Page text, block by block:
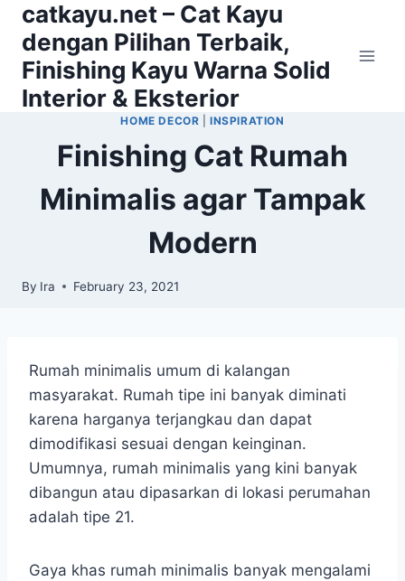
Skip
content
catkayu.net – Cat Kayu
dengan Pilihan Terbaik,
Finishing Kayu Warna Solid
Interior & Eksterior
HOME DECOR |INSPIRATION
Finishing Cat Rumah
Minimalis agar Tampak
Modern
By Ira February 23, 2021
Rumah minimalis umum di kalangan
masyarakat. Rumah tipe ini banyak diminati
karena harganya terjangkau dan dapat
dimodifikasi sesuai dengan keinginan.
Umumnya, rumah minimalis yang kini banyak
dibangun atau dipasarkan di lokasi perumahan
adalah tipe 21.
Gaya khas rumah minimalis banyak mengalami